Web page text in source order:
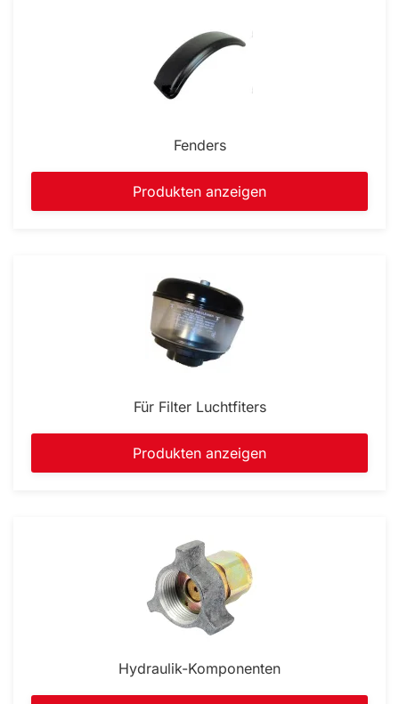
Fenders
Produkten anzeigen
Für Filter Luchtfiters
Produkten anzeigen
Hydraulik-Komponenten